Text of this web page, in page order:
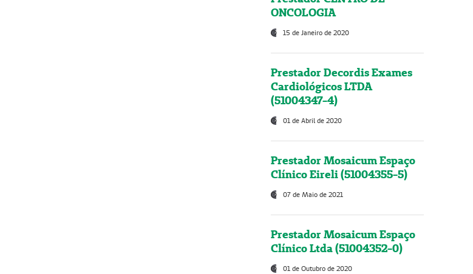
ONCOLOGIA
15 de Janeiro de 2020
Prestador Decordis Exames
Cardiológicos LTDA
(51004347-4)
01 de Abril de 2020
Prestador Mosaicum Espaço
Clínico Eireli (51004355-5)
07 de Maio de 2021
Prestador Mosaicum Espaço
Clínico Ltda (51004352-0)
01 de Outubro de 2020